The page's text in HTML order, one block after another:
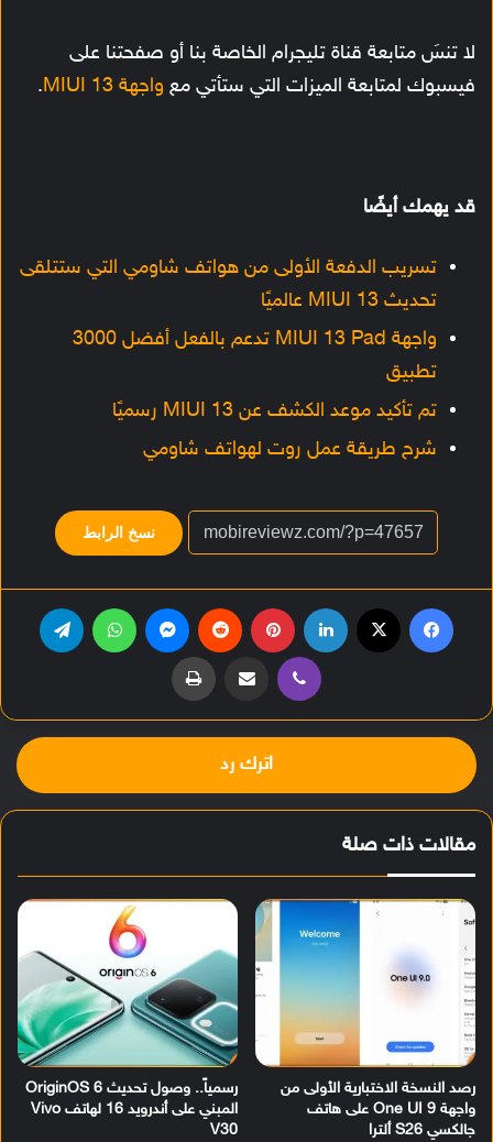
لا تنسَ متابعة قناة تليجرام الخاصة بنا أو صفحتنا على
فيسبوك لمتابعة الميزات التي ستأتي مع واجهة MIUI 13 .
قد يهمك أيضًا
تسريب الدفعة الأولى من هواتف شاومي التي ستتلقى
تحديث MIUI 13 عالميًا
واجهة MIUI 13 Pad تدعم بالفعل أفضل 3000
تطبيق
تم تأكيد موعد الكشف عن MIUI 13 رسميًا
شرح طريقة عمل روت لهواتف شاومي
نسخ الرابط
ڤايبر مشاركة عبر البريد طباعة
اترك رد
مقالات ذات صلة
رصد النسخة الاختبارية الأولى من
واجهة One UI 9 على هاتف
جالكسي S26 ألترا
رسمياً.. وصول تحديث OriginOS 6
المبني على أندرويد 16 لهاتف Vivo
V30